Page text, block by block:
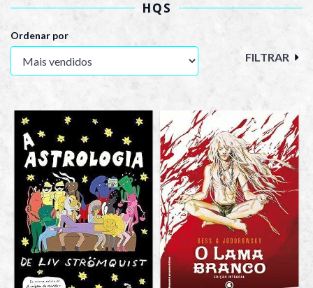
HQS
Ordenar por
FILTRAR